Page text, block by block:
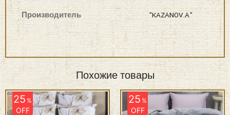
Производитель "KAZANOV.A"
Похожие товары
25%
OFF
25%
OFF